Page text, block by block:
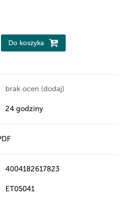
Do koszyka
brak ocen (dodaj)
24 godziny
4004182617823
ET05041